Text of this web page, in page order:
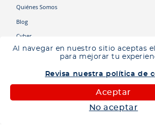
Al navegar en nuestro sitio aceptas
para mejorar tu
Revisa nuestra política de
Aceptar
No aceptar
Quiénes Somos
Blog
Cyber